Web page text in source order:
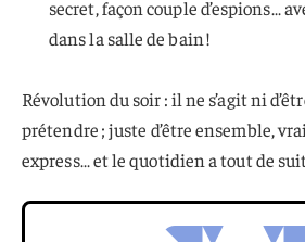
secret, façon couple d’espions…
dans la salle de bain !
Révolution du soir : il ne s’agit ni
prétendre ; juste d’être ensemble,
express… et le quotidien a tout de